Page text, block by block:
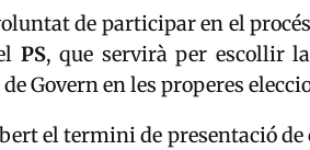
de participar en el
PS, que servirà per escollir
Govern en les properes
el termini de presentació